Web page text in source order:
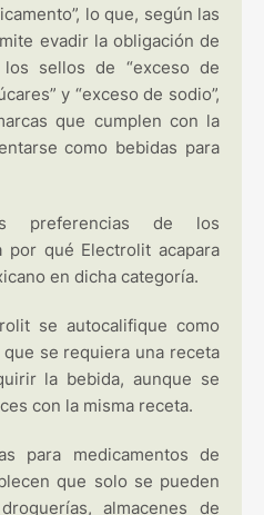
lo que, según las
evadir la obligación de
sellos de “exceso de
y “exceso de sodio”,
que cumplen con la
como bebidas para
preferencias de los
por qué Electrolit acapara
en dicha categoría.
se autocalifique como
se requiera una receta
la bebida, aunque se
con la misma receta.
para medicamentos de
que solo se pueden
almacenes de